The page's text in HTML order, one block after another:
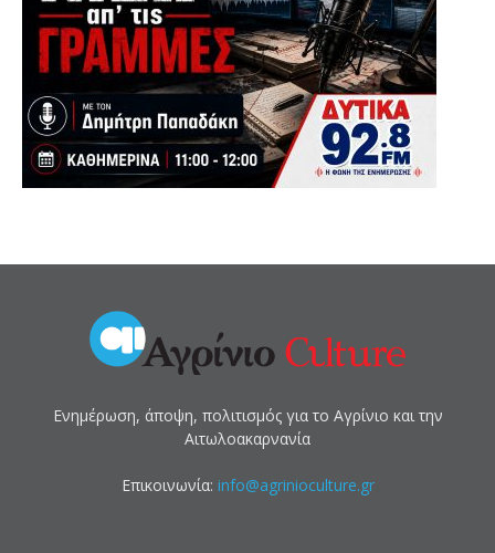
Ενημέρωση, άποψη, πολιτισμός για το Αγρίνιο και την
Αιτωλοακαρνανία
Επικοινωνία: info@agrinioculture.gr